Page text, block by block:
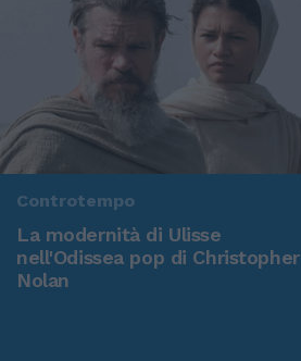
Controtempo
La modernità di Ulisse
nell'Odissea pop di Christopher
Nolan